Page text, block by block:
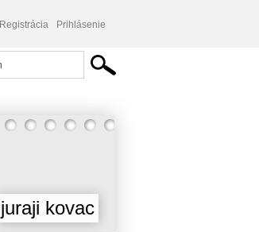
Registrácia Prihlásenie
juraji kovac